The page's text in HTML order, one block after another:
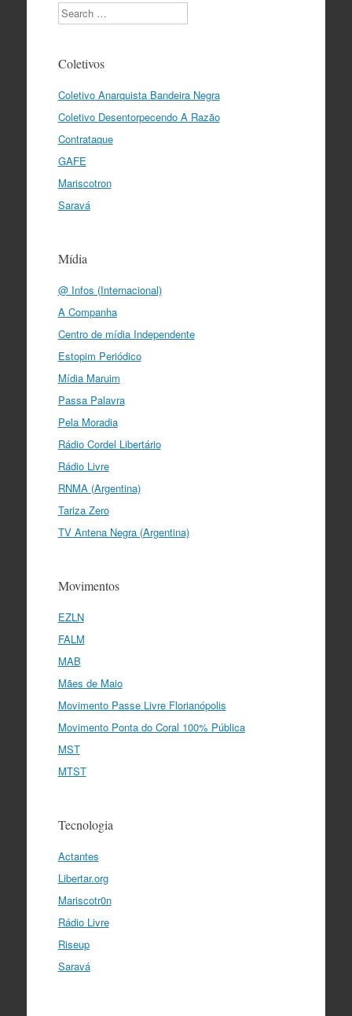
Search
Coletivos
Coletivo Anarquista Bandeira Negra
Coletivo Desentorpecendo A Razão
Contrataque
GAFE
Mariscotron
Saravá
Mídia
@ Infos (Internacional)
A Companha
Centro de mídia Independente
Estopim Periódico
Mídia Maruim
Passa Palavra
Pela Moradia
Rádio Cordel Libertário
Rádio Livre
RNMA (Argentina)
Tariza Zero
TV Antena Negra (Argentina)
Movimentos
EZLN
FALM
MAB
Mães de Maio
Movimento Passe Livre Florianópolis
Movimento Ponta do Coral 100% Pública
MST
MTST
Tecnologia
Actantes
Libertar.org
Mariscotr0n
Rádio Livre
Riseup
Saravá